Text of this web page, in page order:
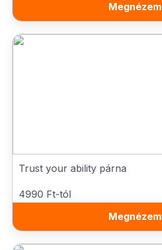
Megnézem
Trust your ability párna
4990 Ft-tól
Megnézem